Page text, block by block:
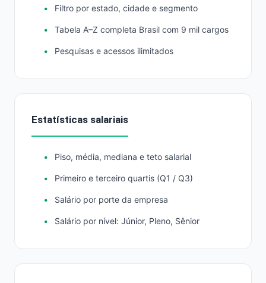
Filtro por estado, cidade e segmento
Tabela A–Z completa Brasil com 9 mil cargos
Pesquisas e acessos ilimitados
Estatísticas salariais
Piso, média, mediana e teto salarial
Primeiro e terceiro quartis (Q1 / Q3)
Salário por porte da empresa
Salário por nível: Júnior, Pleno, Sênior